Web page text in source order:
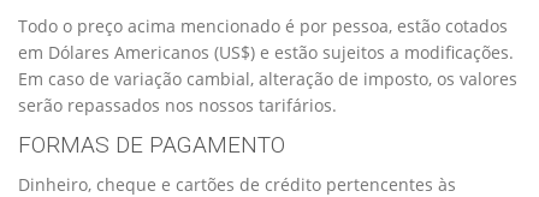
Todo o preço acima mencionado é por pessoa, estão cotados
em Dólares Americanos (US$) e estão sujeitos a modificações.
Em caso de variação cambial, alteração de imposto, os valores
serão repassados nos nossos tarifários.
FORMAS DE PAGAMENTO
Dinheiro, cheque e cartões de crédito pertencentes às